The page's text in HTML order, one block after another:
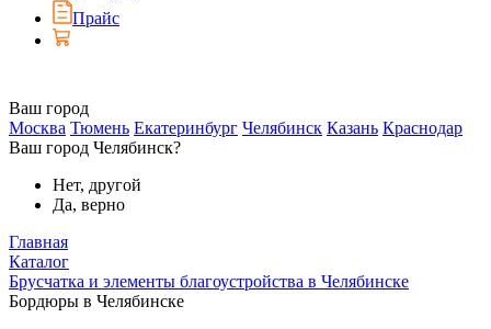
Прайс
Ваш город
Москва Тюмень Екатеринбург Челябинск Казань Краснодар
Ваш город Челябинск?
Нет, другой
Да, верно
Главная
Каталог
Брусчатка и элементы благоустройства в Челябинске
Бордюры в Челябинске